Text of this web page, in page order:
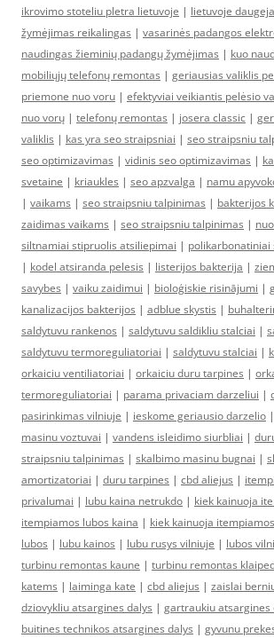
ikrovimo stoteliu pletra lietuvoje | lietuvoje
žymėjimas reikalingas | vasarinės padangos
naudingas žieminių padangų žymėjimas | kuo
mobiliųjų telefonų remontas | geriausias valiklis
priemone nuo voru | efektyviai veikiantis pelėsio
nuo vorų | telefonų remontas | josera classic |
valiklis | kas yra seo straipsniai | seo straipsniu
seo optimizavimas | vidinis seo optimizavimas |
svetaine | kriaukles | seo apzvalga | namu
| vaikams | seo straipsniu talpinimas | bakterijos
zaidimas vaikams | seo straipsniu talpinimas |
siltnamiai stipruolis atsiliepimai |
| kodel atsiranda pelesis | listerijos bakterija |
savybes | vaiku zaidimui | bioloģiskie risinājumi |
kanalizacijos bakterijos | adblue skystis |
saldytuvu rankenos | saldytuvu saldikliu stalciai |
saldytuvu termoreguliatoriai | saldytuvu stalciai |
orkaiciu ventiliatoriai | orkaiciu duru tarpines |
termoreguliatoriai | parama privaciam darzeliui |
pasirinkimas vilniuje | ieskome geriausio darzelio |
masinu voztuvai | vandens isleidimo siurbliai |
straipsniu talpinimas | skalbimo masinu bugnai |
amortizatoriai | duru tarpines | cbd aliejus |
privalumai | lubu kaina netrukdo | kiek kainuoja
itempiamos lubos kaina | kiek kainuoja itempiamos
lubos | lubu kainos | lubu rusys vilniuje | lubos
turbinu remontas kaune | turbinu remontas
katems | laiminga kate | cbd aliejus | zaislai
dziovykliu atsargines dalys | gartraukiu atsargines
buitines technikos atsargines dalys | gyvunu